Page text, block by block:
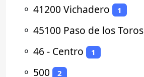
⚬ 41200 Vichadero 1
⚬ 45100 Paso de los Toros
⚬ 46 - Centro 1
⚬ 500 2